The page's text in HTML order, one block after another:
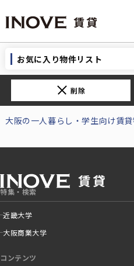
お気に入り物件リスト
削除
大阪の一人暮らし・学生向け賃
特集・検索
近畿大学
大阪商業大学
コンテンツ